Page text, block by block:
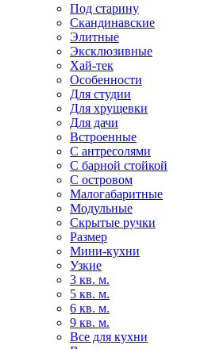
Под старину
Скандинавские
Элитные
Эксклюзивные
Хай-тек
Особенности
Для студии
Для хрущевки
Для дачи
Встроенные
С антресолями
С барной стойкой
С островом
Малогабаритные
Модульные
Скрытые ручки
Размер
Мини-кухни
Узкие
3 кв. м.
5 кв. м.
6 кв. м.
9 кв. м.
Все для кухни